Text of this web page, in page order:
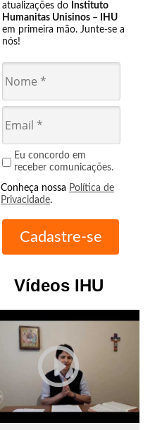
atualizações do Instituto
Humanitas Unisinos – IHU
em primeira mão. Junte-se a
nós!
Eu concordo em
receber comunicações.
Conheça nossa Política de
Privacidade.
Vídeos IHU
play_circle_outline